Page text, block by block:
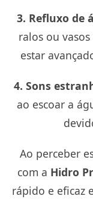
3. Refluxo de
ralos ou
estar
4. Sons
ao escoar a
Ao perceber
com a Hidro
rápido e eficaz